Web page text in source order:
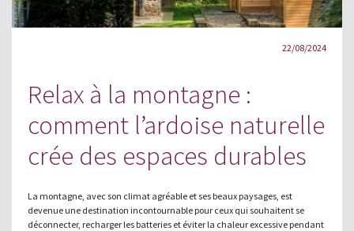
22/08/2024
Relax à la montagne :
comment l’ardoise naturelle
crée des espaces durables
La montagne, avec son climat agréable et ses beaux paysages, est
devenue une destination incontournable pour ceux qui souhaitent se
déconnecter, recharger les batteries et éviter la chaleur excessive pendant